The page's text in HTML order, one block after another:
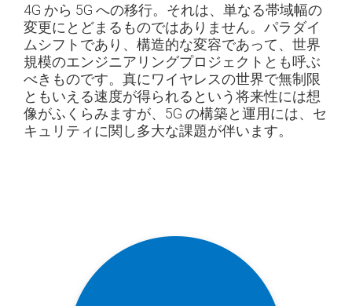
4G から 5G への移行。それは、単なる帯域幅の
変更にとどまるものではありません。パラダイ
ムシフトであり、構造的な変容であって、世界
規模のエンジニアリングプロジェクトとも呼ぶ
べきものです。真にワイヤレスの世界で無制限
ともいえる速度が得られるという将来性には想
像がふくらみますが、5G の構築と運用には、セ
キュリティに関し多大な課題が伴います。